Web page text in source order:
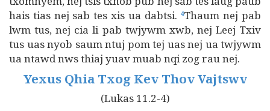
hais tias nej sab tes xis ua dabtsi. 4Thaum nej pab
lwm tus, nej cia li pab twjywm xwb, nej Leej Txiv
tus uas nyob saum ntuj pom tej uas nej ua twjywm
ua ntawd nws thiaj yuav muab nqi zog rau nej.
Yexus Qhia Txog Kev Thov Vajtswv
(Lukas 11.2-4)